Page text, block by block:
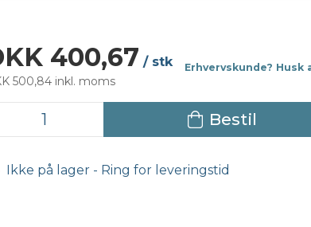
400,67 / stk Erhvervskunde? Husk
500,84 inkl. moms
Bestil
Ikke på lager - Ring for leveringstid